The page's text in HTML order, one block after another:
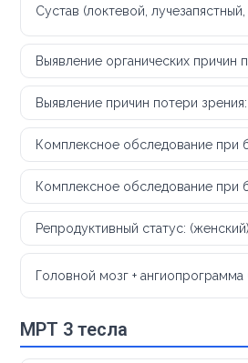
Сустав (локтевой,
Выявление органических причин
Выявление причин потери зрения:
Комплексное обследование при
Комплексное обследование при
Репродуктивный статус: (женский)
Головной мозг + ангиопрограмма
МРТ 3 тесла